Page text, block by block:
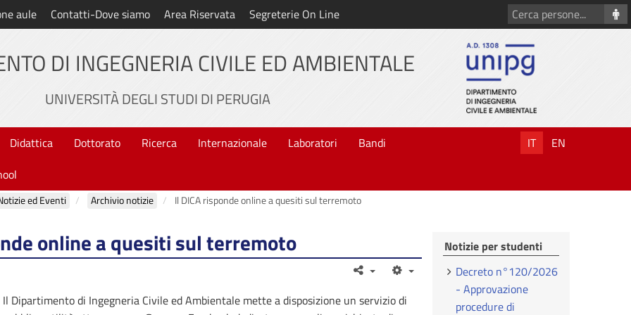
aule Contatti-Dove siamo Area Riservata Segreterie On Line
Cerca
persone
DI INGEGNERIA CIVILE ED AMBIENTALE
UNIVERSITÀ DEGLI STUDI DI PERUGIA
Didattica Dottorato Ricerca Internazionale Laboratori
Bandi
IT EN
ed Eventi Archivio notizie Il DICA risponde online a quesiti sul terremoto
online a quesiti sul terremoto
Il Dipartimento di Ingegneria Civile ed Ambientale mette a disposizione un servizio di
Notizie per studenti
Decreto n°120/2026
- Approvazione
procedure di